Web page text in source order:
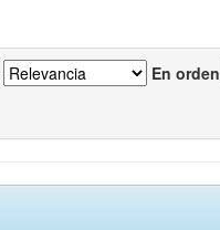
En orden